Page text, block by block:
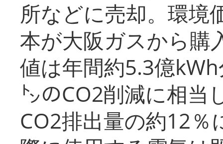
所などに売却。環境
本が大阪ガスから購
値は年間約5.3億
㌧のCO2削減に相当
CO2排出量の約12％